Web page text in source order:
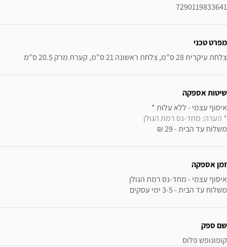
7290119833641
מפרט טכני
צלחת עיקרית 28 ס"מ, צלחת ראשונה 21 ס"מ, קערת מרק 20.5 ס"מ
שיטות אספקה
איסוף עצמי - ללא עלות *
* הערה: מחד-נס רמת הגולן
משלוח עד הבית - 29 ₪
זמן אספקה
משלוח עד הבית - 3-5 ימי עסקים
שם ספק
קופונופש פלוס